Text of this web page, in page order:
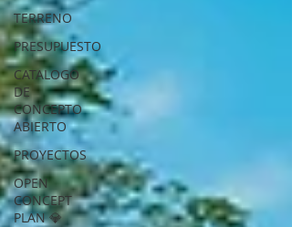
TERRENO
PRESUPUESTO
CATALOGO
DE
CONCEPTO
ABIERTO
PROYECTOS
OPEN
CONCEPT
PLAN 💎